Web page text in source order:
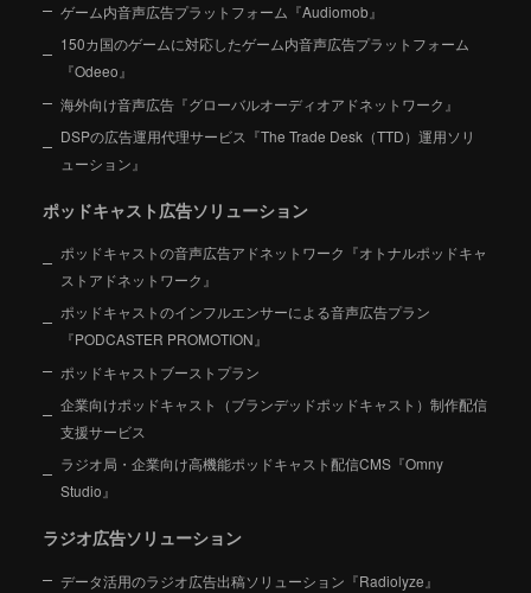
ゲーム内音声広告プラットフォーム『Audiomob』
150カ国のゲームに対応したゲーム内音声広告プラットフォーム
『Odeeo』
海外向け音声広告『グローバルオーディオアドネットワーク』
DSPの広告運用代理サービス『The Trade Desk（TTD）運用ソリ
ューション』
ポッドキャスト広告ソリューション
ポッドキャストの音声広告アドネットワーク『オトナルポッドキャ
ストアドネットワーク』
ポッドキャストのインフルエンサーによる音声広告プラン
『PODCASTER PROMOTION』
ポッドキャストブーストプラン
企業向けポッドキャスト（ブランデッドポッドキャスト）制作配信
支援サービス
ラジオ局・企業向け高機能ポッドキャスト配信CMS『Omny
Studio』
ラジオ広告ソリューション
データ活用のラジオ広告出稿ソリューション『Radiolyze』